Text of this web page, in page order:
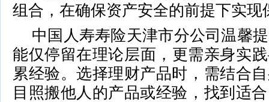
组合，在确保资产安全的前提下实现
中国人寿寿险天津市分公司温馨
能仅停留在理论层面，更需亲身实
累经验。选择理财产品时，需结合
目照搬他人的产品或经验，找到适